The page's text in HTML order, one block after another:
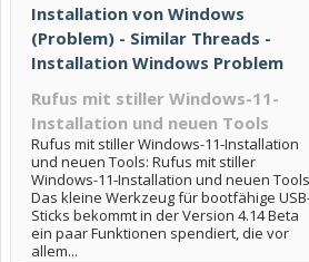
Installation von Windows
(Problem) - Similar Threads -
Installation Windows Problem
Rufus mit stiller Windows-11-
Installation und neuen Tools
Rufus mit stiller Windows-11-Installation
und neuen Tools: Rufus mit stiller
Windows-11-Installation und neuen Tools
Das kleine Werkzeug für bootfähige
Sticks bekommt in der Version 4.14 Beta
ein paar Funktionen spendiert, die vor
allem...